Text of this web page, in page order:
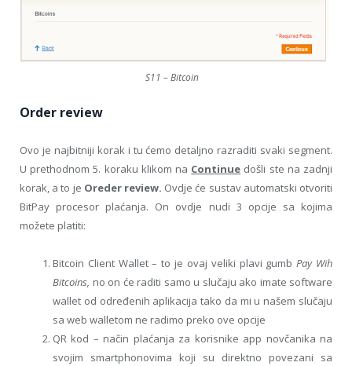
S11 – Bitcoin
Order review
Ovo je najbitniji korak i tu ćemo detaljno razraditi svaki segment.
U prethodnom 5. koraku klikom na Continue došli ste na zadnji
korak, a to je Oreder review. Ovdje će sustav automatski otvoriti
BitPay procesor plaćanja. On ovdje nudi 3 opcije sa kojima
možete platiti:
Bitcoin Client Wallet – to je ovaj veliki plavi gumbPay Wih
Bitcoins, no on će raditi samo u slučaju ako imate software
wallet od određenih aplikacija tako da mi u našem slučaju
sa web walletom ne radimo preko ove opcije
QR kod – način plaćanja za korisnike app novčanika na
svojim smartphonovima koji su direktno povezani sa